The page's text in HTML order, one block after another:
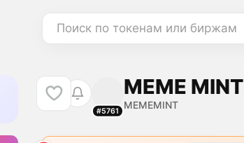
Поиск по токенам или биржам
#5761
MEME MINT
MEMEMINT